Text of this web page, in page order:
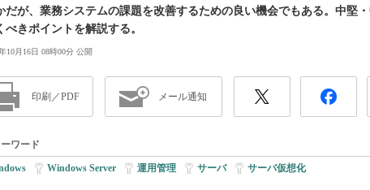
だが、業務システムの課題を改善するための良い機会でもある。中堅
べきポイントを解説する。
10月16日 08時00分 公開
印刷／PDF メール通知
ワード
Windows Server 運用管理 サーバ| サーバ仮想化